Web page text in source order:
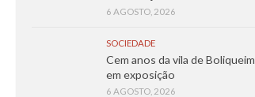
6 AGOSTO, 2026
SOCIEDADE
Cem anos da vila de
em exposição
6 AGOSTO, 2026